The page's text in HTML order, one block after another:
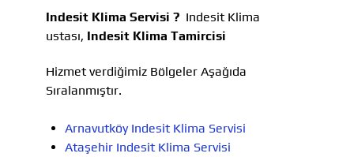
Indesit Klima Servisi ? Indesit Klima
ustası, Indesit Klima Tamircisi
Hizmet verdiğimiz Bölgeler Aşağıda
Sıralanmıştır.
Arnavutköy Indesit Klima Servisi
Ataşehir Indesit Klima Servisi